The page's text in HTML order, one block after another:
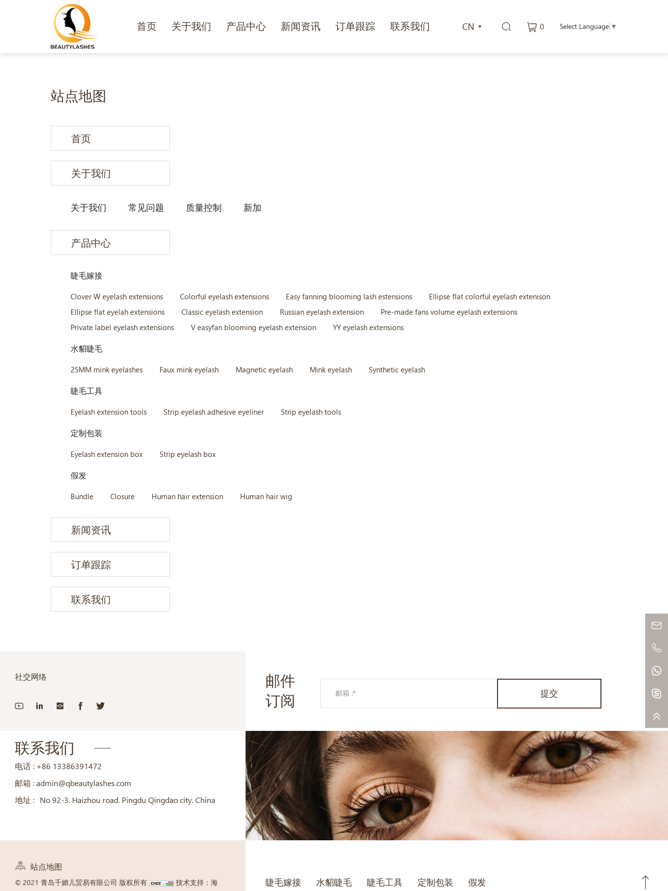
Select Language ▼
0
CN
首页 关于我们 产品中心 新闻资讯 订单跟踪 联系我们
站点地图
首页
关于我们
关于我们 常见问题 质量控制 新加
产品中心
睫毛嫁接
Clover W eyelash extensions Colorful eyelash extensions Easy fanning blooming lash estensions
Ellipse flat colorful eyelash extenison
Ellipse flat eyelah extensions
Classic eyelash extension Russian eyelash extension
Pre-made fans volume eyelash extensions
Private label eyelash extensions
V easyfan blooming eyelash extension YY eyelash extensions
水貂睫毛
25MM mink eyelashes Faux mink eyelash Magnetic eyelash Mink eyelash Synthetic eyelash
睫毛工具
Eyelash extension tools Strip eyelash adhesive eyeliner Strip eyelash tools
定制包装
Eyelash extension box Strip eyelash box
假发
Bundle Closure Human hair extension Human hair wig
新闻资讯
订单跟踪
联系我们
社交网络
联系我们
电话 : +86 13386391472
邮箱 : admin@qbeautylashes.com
地址 :
No 92-3. Haizhou road. Pingdu Qingdao city. China
站点地图
© 2021 青岛千媚儿贸易有限公司 版权所有
技术支持：海
邮件
订阅
提交
睫毛嫁接 水貂睫毛 睫毛工具 定制包装 假发